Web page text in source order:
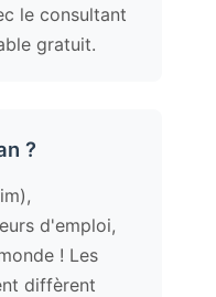
le consultant
gratuit.
?
d'emploi,
! Les
diffèrent